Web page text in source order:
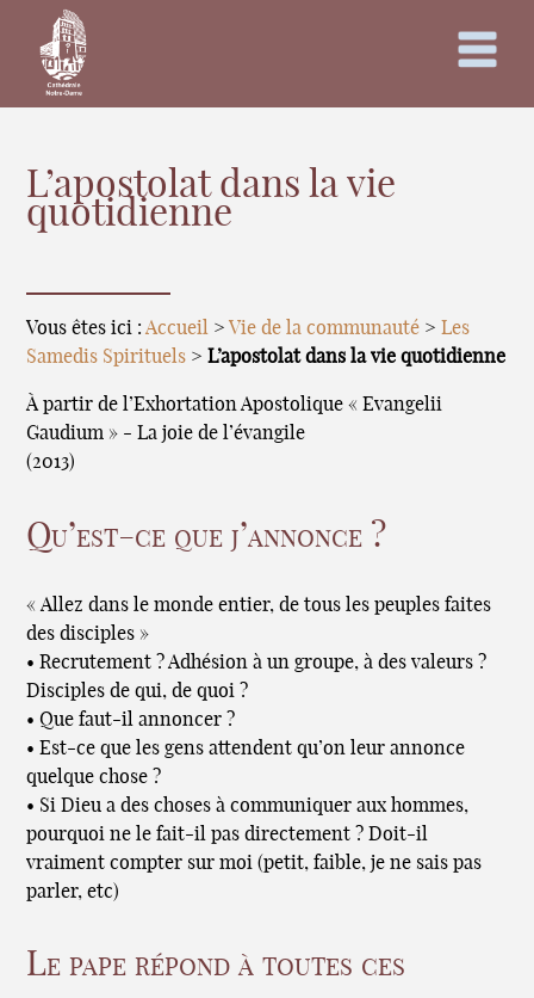
L’apostolat dans la vie
quotidienne
Vous êtes ici :Accueil >Vie de la communauté > Les
Samedis Spirituels >L’apostolat dans la vie quotidienne
À partir de l’Exhortation Apostolique « Evangelii
Gaudium » - La joie de l’évangile
(2013)
Qu’est-ce que j’annonce ?
« Allez dans le monde entier, de tous les peuples faites
des disciples »
• Recrutement ? Adhésion à un groupe, à des valeurs ?
Disciples de qui, de quoi ?
• Que faut-il annoncer ?
• Est-ce que les gens attendent qu’on leur annonce
quelque chose ?
• Si Dieu a des choses à communiquer aux hommes,
pourquoi ne le fait-il pas directement ? Doit-il
vraiment compter sur moi (petit, faible, je ne sais pas
parler, etc)
Le pape répond à toutes ces